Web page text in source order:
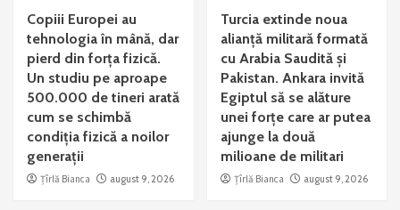
Copiii Europei au
tehnologia în mână, dar
pierd din forța fizică.
Un studiu pe aproape
500.000 de tineri arată
cum se schimbă
condiția fizică a noilor
generații
Țîrlă Bianca august 9, 2026
Turcia extinde noua
alianță militară formată
cu Arabia Saudită și
Pakistan. Ankara invită
Egiptul să se alăture
unei forțe care ar putea
ajunge la două
milioane de militari
Țîrlă Bianca august 9, 2026